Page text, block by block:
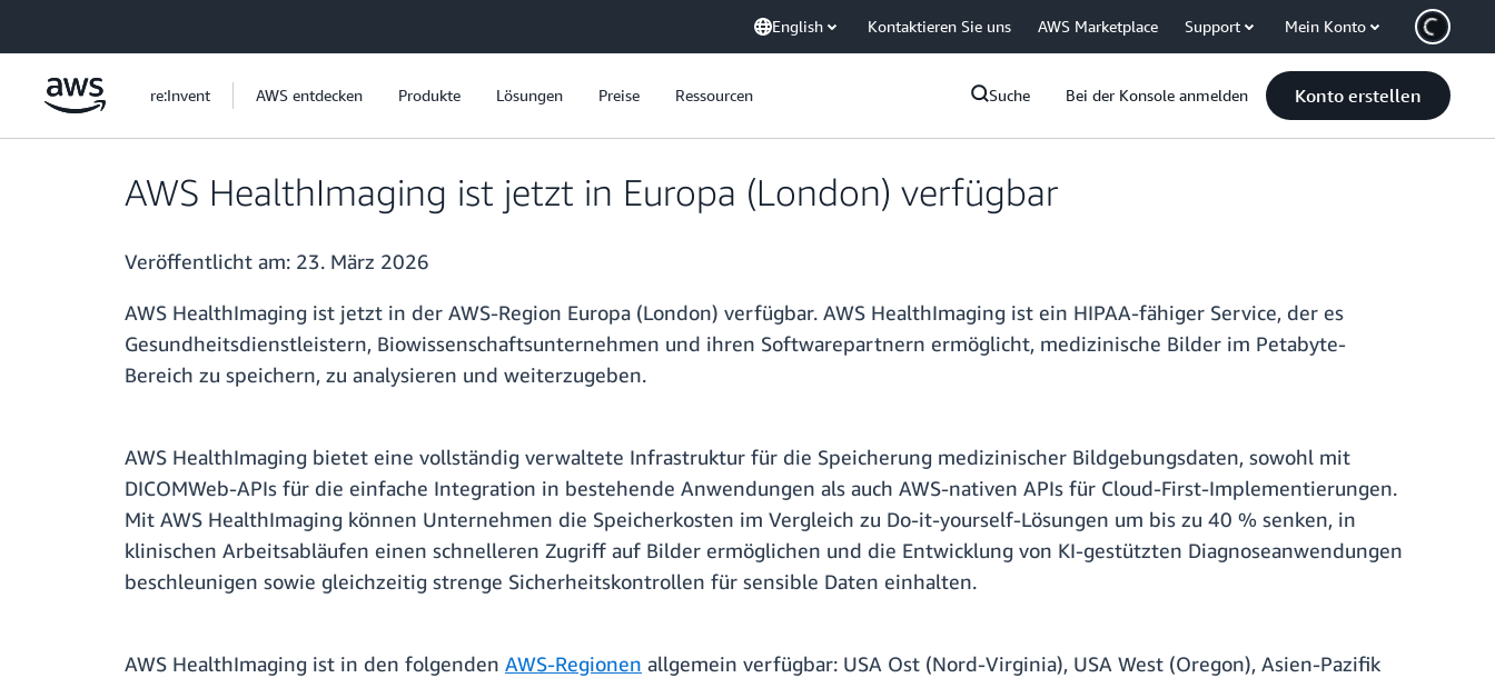
English Kontaktieren Sie uns AWS Marketplace Support Mein Konto
re:Invent AWS entdecken Produkte Lösungen Preise Ressourcen Suche Bei der Konsole anmelden Konto erstellen
AWS HealthImaging ist jetzt in Europa (London) verfügbar
Veröffentlicht am: 23. März 2026
AWS HealthImaging ist jetzt in der AWS-Region Europa (London) verfügbar. AWS HealthImaging ist ein HIPAA-fähiger Service, der es
Gesundheitsdienstleistern, Biowissenschaftsunternehmen und ihren Softwarepartnern ermöglicht, medizinische Bilder im Petabyte-
Bereich zu speichern, zu analysieren und weiterzugeben.
AWS HealthImaging bietet eine vollständig verwaltete Infrastruktur für die Speicherung medizinischer Bildgebungsdaten, sowohl mit
DICOMWeb-APIs für die einfache Integration in bestehende Anwendungen als auch AWS-nativen APIs für Cloud-First-Implementierungen.
Mit AWS HealthImaging können Unternehmen die Speicherkosten im Vergleich zu Do-it-yourself-Lösungen um bis zu 40 % senken, in
klinischen Arbeitsabläufen einen schnelleren Zugriff auf Bilder ermöglichen und die Entwicklung von KI-gestützten Diagnoseanwendungen
beschleunigen sowie gleichzeitig strenge Sicherheitskontrollen für sensible Daten einhalten.
AWS HealthImaging ist in den folgenden AWS-Regionen allgemein verfügbar: USA Ost (Nord-Virginia), USA West (Oregon), Asien-Pazifik